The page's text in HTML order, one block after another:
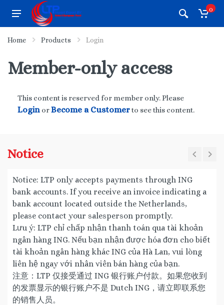
0
Home Products Login
Member-only access
This content is reserved for member only. Please
Login orBecome a Customerto see this content.
Notice
Notice: LTP only accepts payments through ING
bank accounts. If you receive an invoice indicating a
bank account located outside the Netherlands,
please contact your salesperson promptly.
Lưu ý: LTP chỉ chấp nhận thanh toán qua tài khoản
ngân hàng ING. Nếu bạn nhận được hóa đơn cho biết
tài khoản ngân hàng khác ING của Hà Lan, vui lòng
liên hệ ngay với nhân viên bán hàng của bạn.
注意：LTP 仅接受通过 ING 银行账户付款。如果您收到
的发票显示的银行账户不是 Dutch ING，请立即联系您
的销售人员。